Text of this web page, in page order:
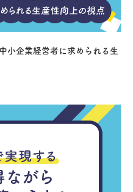
小企業経営者に求められる生